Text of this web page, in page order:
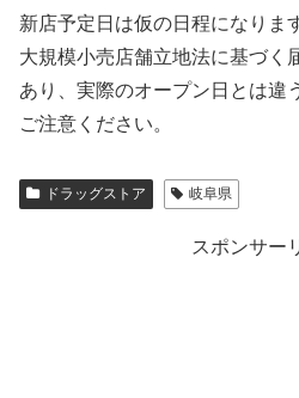
新店予定日は仮の日程になりま
大規模小売店舗立地法に基づく
あり、実際のオープン日とは違
ご注意ください。
ドラッグストア 岐阜県
スポンサー